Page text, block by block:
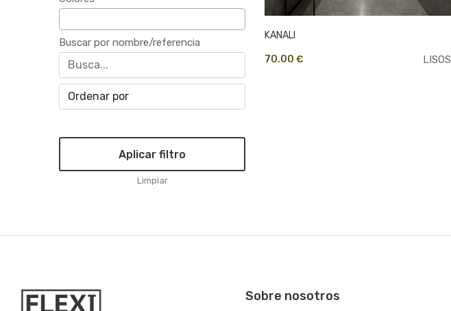
Buscar por nombre/referencia
Aplicar filtro
Limpiar
KANALI
70.00 € LISOS
Sobre nosotros